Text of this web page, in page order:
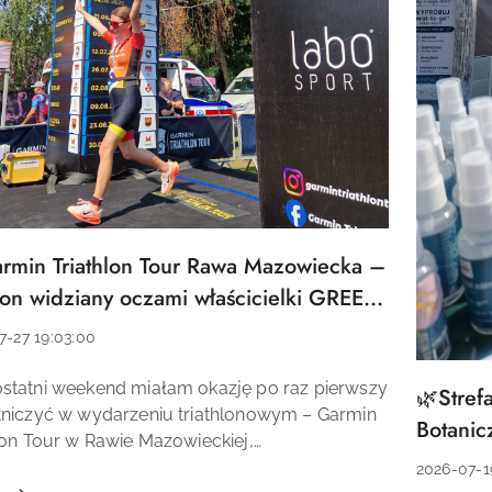
Triathlon Tour Rawa Mazowiecka –
widziany oczami właścicielki GREEN
27 19:03:00
weekend miałam okazję po raz pierwszy
w wydarzeniu triathlonowym – Garmin
Tour w Rawie Mazowieckiej,
Tytuł
artykułu:
💚
Data
2026-07-